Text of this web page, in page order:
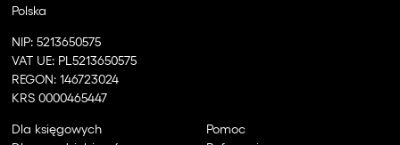
Polska
NIP: 5213650575
VAT UE: PL5213650575
REGON: 146723024
KRS 0000465447
Dla księgowych
Pomoc